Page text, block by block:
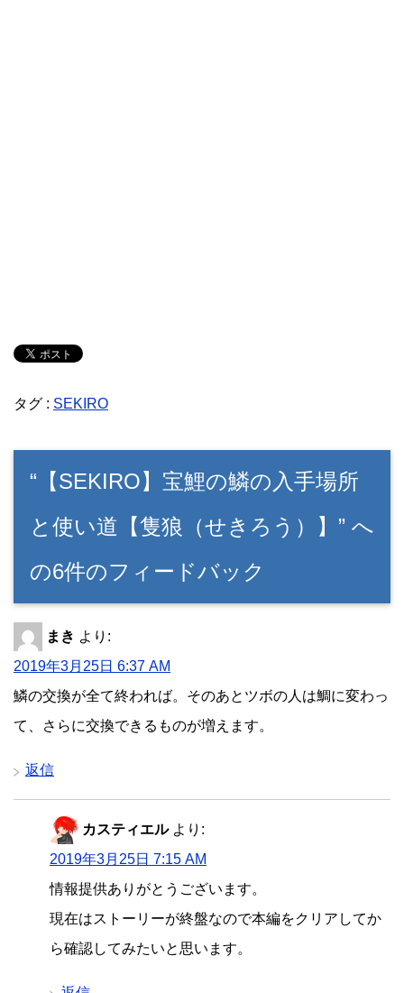
タグ : SEKIRO
“【SEKIRO】宝鯉の鱗の入手場所
と使い道【隻狼（せきろう）】” へ
の6件のフィードバック
まき より:
2019年3月25日 6:37 AM
鱗の交換が全て終われば。そのあとツボの人は鯛に変わっ
て、さらに交換できるものが増えます。
返信
カスティエル より:
2019年3月25日 7:15 AM
情報提供ありがとうございます。
現在はストーリーが終盤なので本編をクリアしてか
ら確認してみたいと思います。